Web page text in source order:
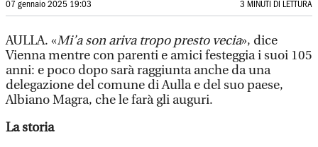
07 gennaio 2025 19:03 3 MINUTI DI LETTURA
AULLA. «Mi’a son ariva tropo presto vecia», dice
Vienna mentre con parenti e amici festeggia i suoi 105
anni: e poco dopo sarà raggiunta anche da una
delegazione del comune di Aulla e del suo paese,
Albiano Magra, che le farà gli auguri.
La storia